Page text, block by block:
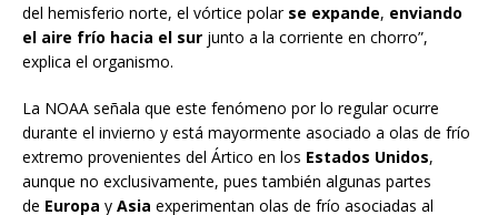
del hemisferio norte, el vórtice polarse expande, enviando
el aire frío hacia el sur junto a la corriente en chorro”,
explica el organismo.
La NOAA señala que este fenómeno por lo regular ocurre
durante el invierno y está mayormente asociado a olas de frío
extremo provenientes del Ártico en los Estados Unidos,
aunque no exclusivamente, pues también algunas partes
de Europa y Asia experimentan olas de frío asociadas al